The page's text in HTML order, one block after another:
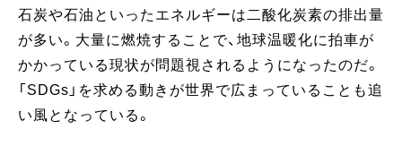
石炭や石油といったエネルギーは二酸化炭素の排出量
が多い。大量に燃焼することで、地球温暖化に拍車が
かかっている現状が問題視されるようになったのだ。
「SDGs」を求める動きが世界で広まっていることも追
い風となっている。